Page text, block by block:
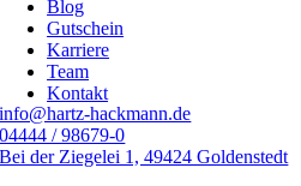
Blog
Gutschein
Karriere
Team
Kontakt
info@hartz-hackmann.de
04444 / 98679-0
Bei der Ziegelei 1, 49424 Goldenstedt